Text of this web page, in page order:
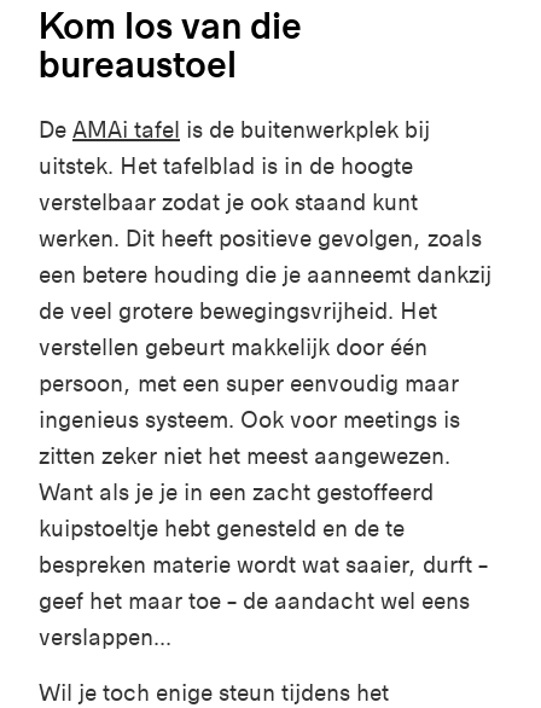
Kom los van die
bureaustoel
De AMAi tafel is de buitenwerkplek bij
uitstek. Het tafelblad is in de hoogte
verstelbaar zodat je ook staand kunt
werken. Dit heeft positieve gevolgen, zoals
een betere houding die je aanneemt dankzij
de veel grotere bewegingsvrijheid. Het
verstellen gebeurt makkelijk door één
persoon, met een super eenvoudig maar
ingenieus systeem. Ook voor meetings is
zitten zeker niet het meest aangewezen.
Want als je je in een zacht gestoffeerd
kuipstoeltje hebt genesteld en de te
bespreken materie wordt wat saaier, durft –
geef het maar toe – de aandacht wel eens
verslappen...
Wil je toch enige steun tijdens het